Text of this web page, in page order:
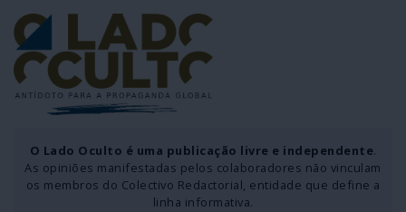
O Lado Oculto é uma publicação livre e independente.
As opiniões manifestadas pelos colaboradores não vinculam
os membros do Colectivo Redactorial, entidade que define a
linha informativa.